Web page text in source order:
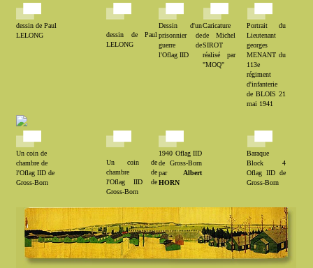
dessin de Paul
LELONG
dessin de Paul
LELONG
Dessin d'un
prisonnier de
guerre de
l'Oflag IID
Caricature
de Michel
SIROT
réalisé par
"MOQ"
Portrait du
Lieutenant
georges
MENANT du
113e
régiment
d'infanterie
de BLOIS 21
mai 1941
Un coin de
chambre de
l'Oflag IID de
Gross-Born
Un coin de
chambre de
l'Oflag IID de
Gross-Born
1940 Oflag IID
de Gross-Born
par Albert
HORN
Baraque
Block 4
Oflag IID de
Gross-Born